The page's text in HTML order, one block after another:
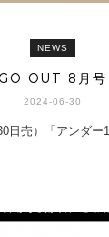
NEWS
OUT 8月号
2024-06-30
日売）「アンダー